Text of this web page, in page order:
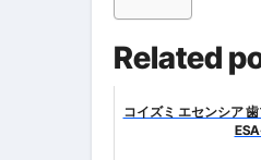
【
Related
コイズミ エセンシア